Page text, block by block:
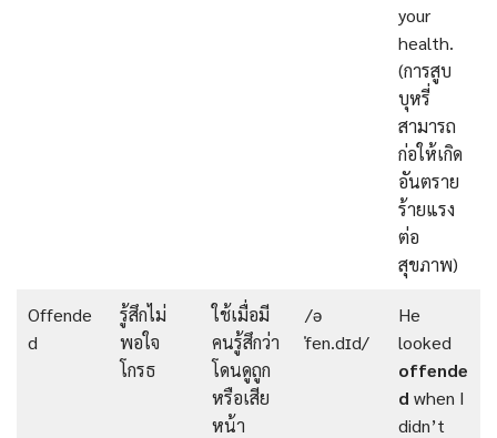
your
health.
(การสูบ
บุหรี่
สามารถ
ก่อให้เกิด
อันตราย
ร้ายแรง
ต่อ
สุขภาพ)
Offende
d
รู้สึกไม่
พอใจ
โกรธ
ใช้เมื่อมี
คนรู้สึกว่า
โดนดูถูก
หรือเสีย
หน้า
/ə
ˈfen.dɪd/
He
looked
offende
d when I
didn’t